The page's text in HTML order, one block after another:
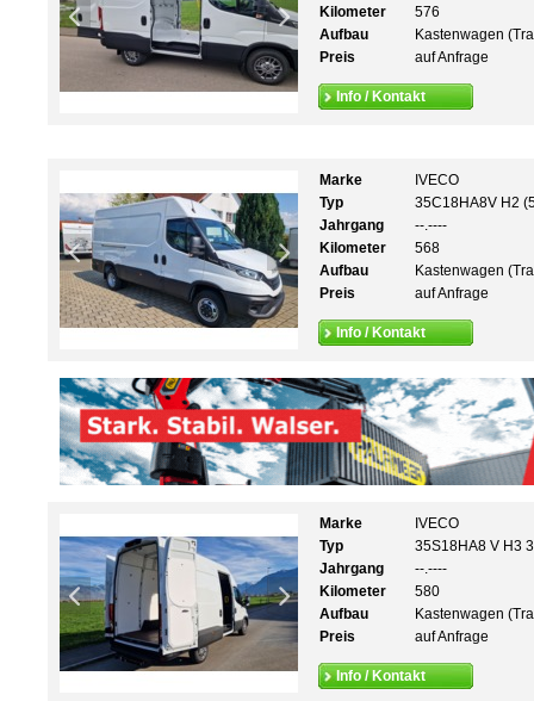
Kilometer
576
Aufbau
Kastenwagen
Preis
auf Anfrage
Info / Kontakt
Marke
IVECO
Typ
35C18HA8V H2
Jahrgang
--.----
Kilometer
568
Aufbau
Kastenwagen
Preis
auf Anfrage
Info / Kontakt
Marke
IVECO
Typ
35S18HA8 V H3
Jahrgang
--.----
Kilometer
580
Aufbau
Kastenwagen
Preis
auf Anfrage
Info / Kontakt